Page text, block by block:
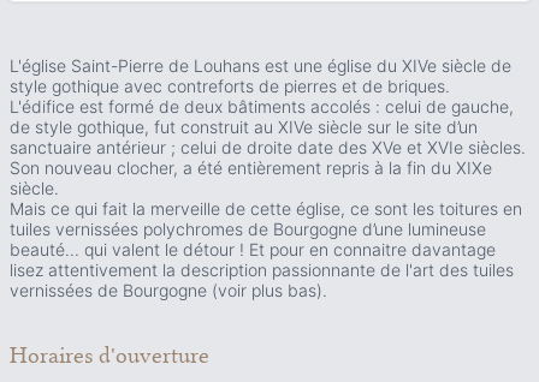
L'église Saint-Pierre de Louhans est une église du XIVe siècle de
style gothique avec contreforts de pierres et de briques.
L'édifice est formé de deux bâtiments accolés : celui de gauche,
de style gothique, fut construit au XIVe siècle sur le site d’un
sanctuaire antérieur ; celui de droite date des XVe et XVIe siècles.
Son nouveau clocher, a été entièrement repris à la fin du XIXe
siècle.
Mais ce qui fait la merveille de cette église, ce sont les toitures en
tuiles vernissées polychromes de Bourgogne d’une lumineuse
beauté... qui valent le détour ! Et pour en connaitre davantage
lisez attentivement la description passionnante de l'art des tuiles
vernissées de Bourgogne (voir plus bas).
Horaires d'ouverture